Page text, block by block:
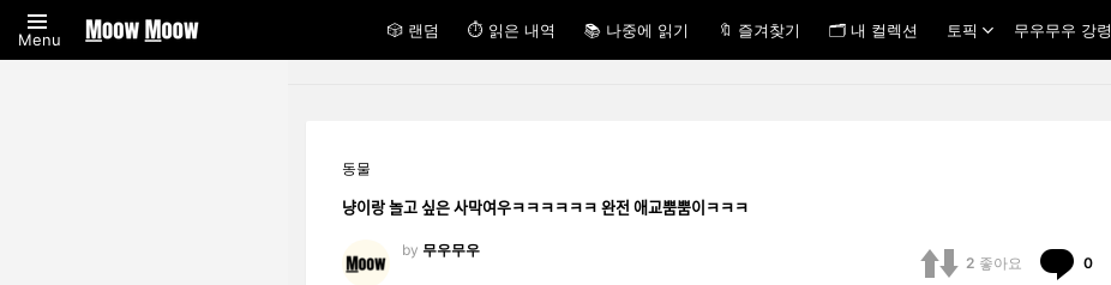
Menu 🎲 랜덤 ⏱ 읽은 내역 📚 나중에 읽기 🔖 즐겨찾기 🗂 내 컬렉션 토픽 무우무우 강령
동물
냥이랑 놀고 싶은 사막여우ㅋㅋㅋㅋㅋㅋ 완전 애교뿜뿜이ㅋㅋㅋ
by 무우무우
2 좋아요 0